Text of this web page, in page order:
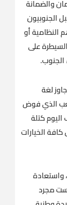
والضمانة
الجنوبيون
أو
على
لغة
الذي فوض
كتلة
الخيارات
واستعادة
مجرد